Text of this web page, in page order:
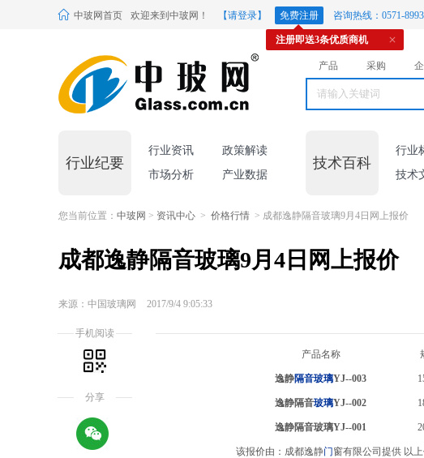
中玻网首页 欢迎来到中玻网！ 【请登录】 免费注册 咨询热线：0571-
注册即送3条优质商机
产品 采购
行业纪要
行业资讯
政策解读
市场分析
产业数据
技术百科
行业
技术
您当前位置： 中玻网 > 资讯中心 > 价格行情 > 成都逸静隔音玻璃9月4日网上报价
手机阅读
分享
成都逸静隔音玻璃9月4日网上报价
来源：中国玻璃网 2017/9/4 9:05:33
产品名称
逸静隔音玻璃YJ--003
逸静隔音玻璃YJ--002
逸静隔音玻璃YJ--001
该报价由：成都逸静门窗有限公司提供 以